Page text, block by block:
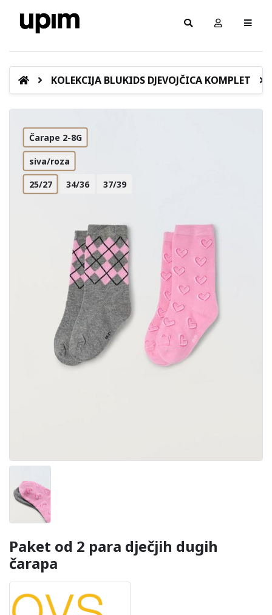
KOLEKCIJA BLUKIDS DJEVOJČICA KOMPLET
Čarape 2-8G
siva/roza
25/27 34/36 37/39
Paket od 2 para dječjih dugih
čarapa